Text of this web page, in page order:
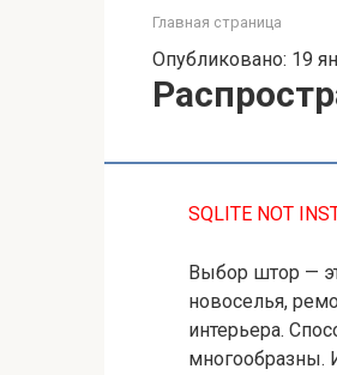
Главная страница
Опубликовано: 19
SQLITE NOT
Выбор штор —
новоселья,
интерьера.
многообразны.